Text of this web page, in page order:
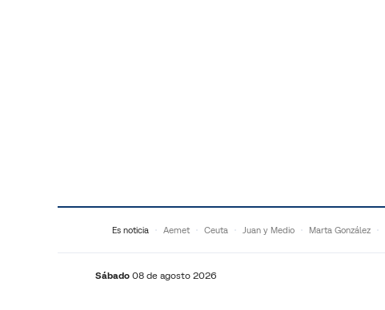
Es noticia Aemet Ceuta Juan y Medio Marta González
Sábado 08 de agosto 2026